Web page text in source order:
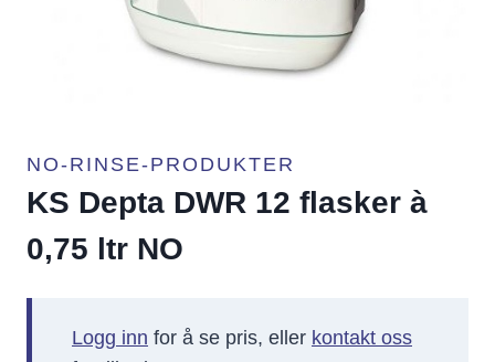
NO-RINSE-PRODUKTER
KS Depta DWR 12 flasker à
0,75 ltr NO
Logg inn for å se pris, eller kontakt oss